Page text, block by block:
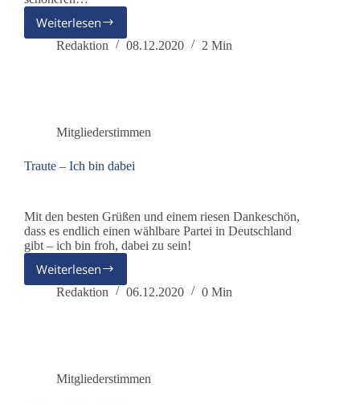
Weiterlesen
Gotmar
Knauff
Redaktion 08.12.2020 2 Min
Mitgliederstimmen
Traute – Ich bin dabei
Mit den besten Grüßen und einem riesen Dankeschön,
dass es endlich einen wählbare Partei in Deutschland
gibt – ich bin froh, dabei zu sein!
Weiterlesen
Traute
–
Redaktion 06.12.2020 0 Min
Mitgliederstimmen